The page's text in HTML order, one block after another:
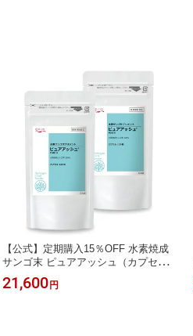
【公式】定期購入15％OFF 水素焼成
サンゴ末 ピュアアッシュ（カプセル1
20粒×2袋セット） 水素サプリ 健康
白髪 白髪サプリ カルシウム ミネラル
21,600 円